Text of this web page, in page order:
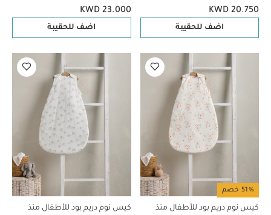
KWD 20.750
اضف للحقيبة
معدل دفء 2.5
KWD 23.000
اضف للحقيبة
51% خصم
كيس نوم دريم بود للأطفال منذ
كيس نوم دريم بود للأطفال منذ